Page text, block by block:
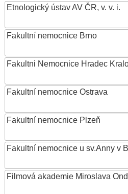
Etnologický ústav AV ČR, v. v. i.
Fakultní nemocnice Brno
Fakultni Nemocnice Hradec
Fakultní nemocnice Ostrava
Fakultní nemocnice Plzeň
Fakultní nemocnice u sv.Anny v
Filmová akademie Miroslava